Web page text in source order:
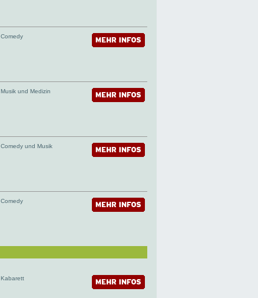
Comedy
Musik und Medizin
Comedy und Musik
Comedy
Kabarett